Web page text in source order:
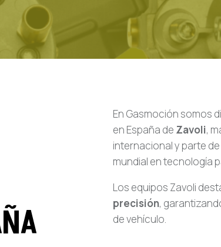
En Gasmoción somos
en España de Zavoli,
internacional y parte
mundial en tecnología
Los equipos Zavoli
precisión,
de vehículo.